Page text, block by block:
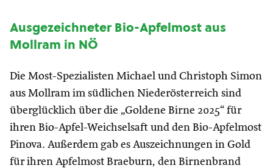
Ausgezeichneter Bio-Apfelmost aus
Mollram in NÖ
Die Most-Spezialisten Michael und Christoph Simon
aus Mollram im südlichen Niederösterreich sind
überglücklich über die „Goldene Birne 2025“ für
ihren Bio-Apfel-Weichselsaft und den Bio-Apfelmost
Pinova. Außerdem gab es Auszeichnungen in Gold
für ihren Apfelmost Braeburn, den Birnenbrand